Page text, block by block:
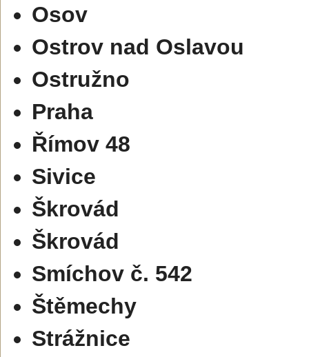
Osov
Ostrov nad Oslavou
Ostružno
Praha
Římov 48
Sivice
Škrovád
Škrovád
Smíchov č. 542
Štěmechy
Strážnice